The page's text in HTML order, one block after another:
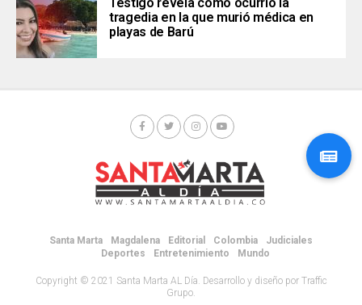
tragedia en la que murió médica en
playas de Barú
Santa Marta Magdalena Editorial Colombia
Judiciales
Deportes
Entretenimiento Mundo
Copyright © 2021 Santa Marta AL Día. Desarrollo y diseño por Traffic
Grupo.